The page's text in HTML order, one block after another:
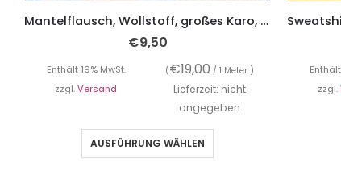
Mantelflausch, Wollstoff, großes Karo, Beige Grau
€9,50
Enthält 19% MwSt. (€19,00 / 1 Meter )
zzgl.Versand
Lieferzeit: nicht
angegeben
AUSFÜHRUNG WÄHLEN
zzgl.